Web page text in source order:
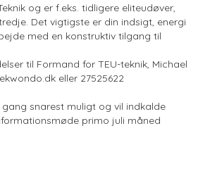
og er f.eks. tidligere eliteudøver,
Det vigtigste er din indsigt, energi
med en konstruktiv tilgang til
til Formand for TEU-teknik, Michael
eller 27525622
snarest muligt og vil indkalde
primo juli måned